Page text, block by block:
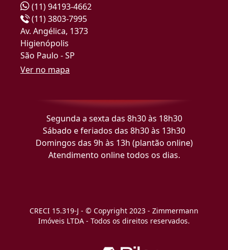
(11) 94193-4662
(11) 3803-7995
Av. Angélica, 1373
Higienópolis
São Paulo - SP
Ver no mapa
Segunda a sexta das 8h30 às 18h30
Sábado e feriados das 8h30 às 13h30
Domingos das 9h às 13h (plantão online)
Atendimento online todos os dias.
CRECI 15.319-J - © Copyright 2023 - Zimmermann
Imóveis LTDA - Todos os direitos reservados.